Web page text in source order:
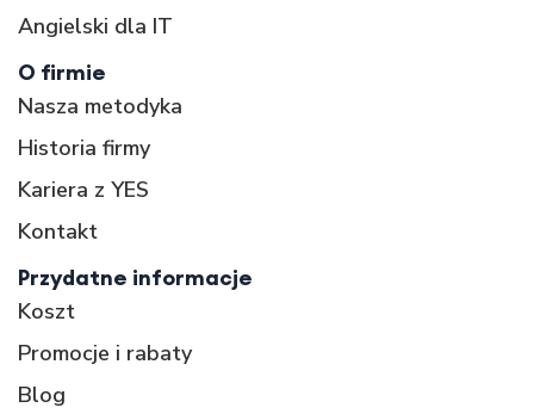
Angielski dla IT
O firmie
Nasza metodyka
Historia firmy
Kariera z YES
Kontakt
Przydatne informacje
Koszt
Promocje i rabaty
Blog